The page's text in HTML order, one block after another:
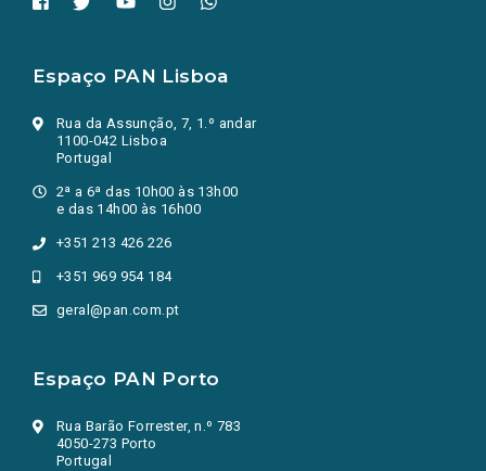
Espaço PAN Lisboa
Rua da Assunção, 7, 1.º andar
1100-042 Lisboa
Portugal
2ª a 6ª das 10h00 às 13h00
e das 14h00 às 16h00
+351 213 426 226
+351 969 954 184
geral@pan.com.pt
Espaço PAN Porto
Rua Barão Forrester, n.º 783
4050-273 Porto
Portugal